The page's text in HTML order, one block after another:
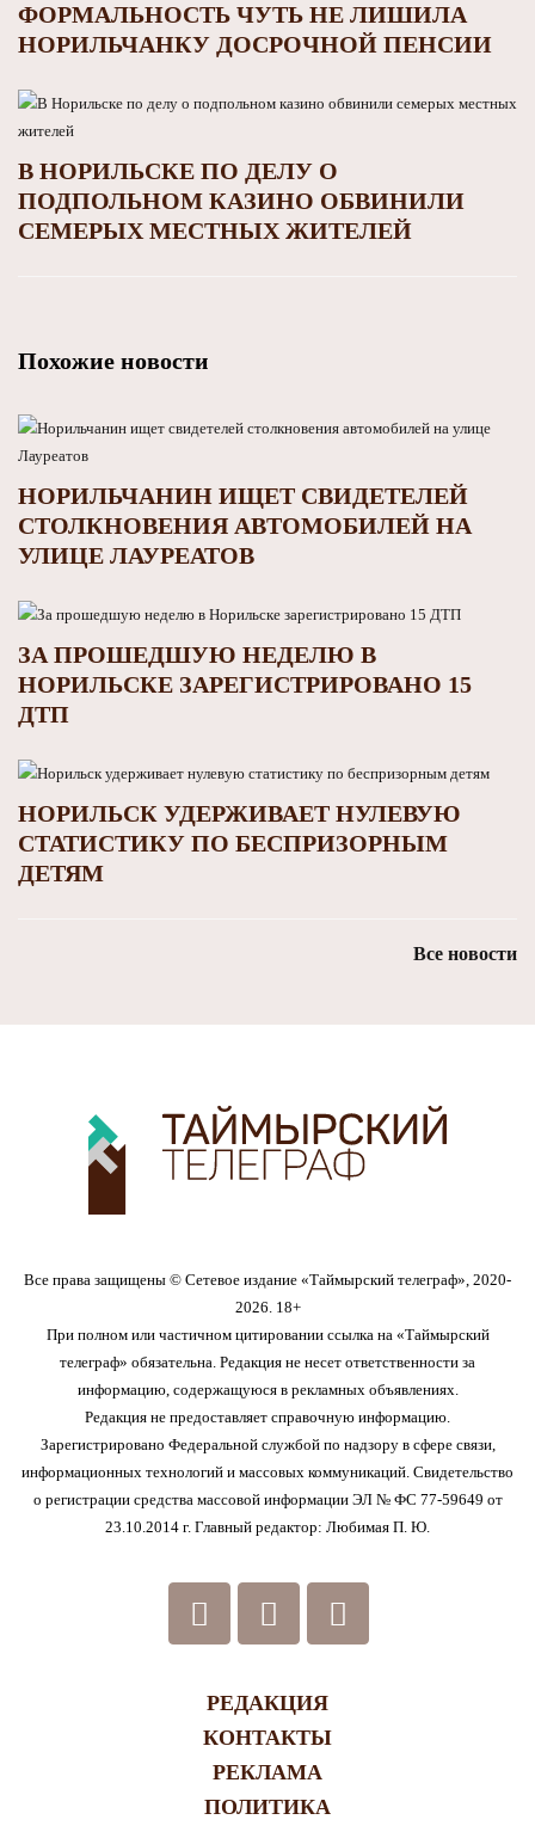
ФОРМАЛЬНОСТЬ ЧУТЬ НЕ ЛИШИЛА
НОРИЛЬЧАНКУ ДОСРОЧНОЙ ПЕНСИИ
В НОРИЛЬСКЕ ПО ДЕЛУ О
ПОДПОЛЬНОМ КАЗИНО ОБВИНИЛИ
СЕМЕРЫХ МЕСТНЫХ ЖИТЕЛЕЙ
Похожие новости
НОРИЛЬЧАНИН ИЩЕТ СВИДЕТЕЛЕЙ
СТОЛКНОВЕНИЯ АВТОМОБИЛЕЙ НА
УЛИЦЕ ЛАУРЕАТОВ
ЗА ПРОШЕДШУЮ НЕДЕЛЮ В
НОРИЛЬСКЕ ЗАРЕГИСТРИРОВАНО 15
ДТП
НОРИЛЬСК УДЕРЖИВАЕТ НУЛЕВУЮ
СТАТИСТИКУ ПО БЕСПРИЗОРНЫМ
ДЕТЯМ
Все новости
Все права защищены © Сетевое издание «Таймырский телеграф», 2020-
2026. 18+
При полном или частичном цитировании ссылка на «Таймырский
телеграф» обязательна. Редакция не несет ответственности за
информацию, содержащуюся в рекламных объявлениях.
Редакция не предоставляет справочную информацию.
Зарегистрировано Федеральной службой по надзору в сфере связи,
информационных технологий и массовых коммуникаций. Свидетельство
о регистрации средства массовой информации ЭЛ № ФС 77-59649 от
23.10.2014 г. Главный редактор: Любимая П. Ю.
РЕДАКЦИЯ
КОНТАКТЫ
РЕКЛАМА
ПОЛИТИКА